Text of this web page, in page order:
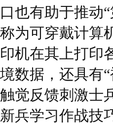
口也有助于推动
称为可穿戴计算
印机在其上打印
境数据，还具有
触觉反馈刺激士
新兵学习作战技